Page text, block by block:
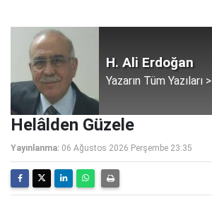
H. Ali Erdoğan
Yazarın Tüm Yazıları >
Helâlden Güzele
Yayınlanma: 06 Ağustos 2026 Perşembe 23:35